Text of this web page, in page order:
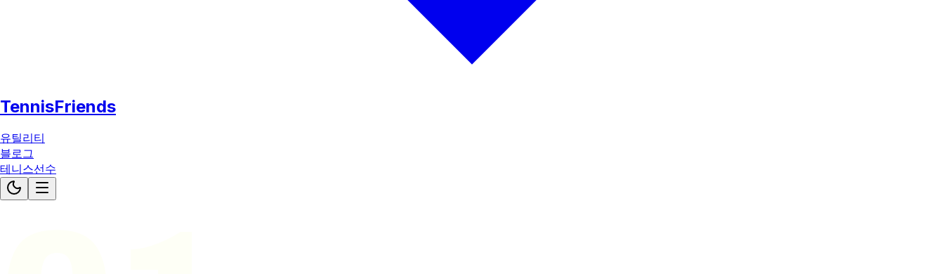
TennisFriends
유틸리티
블로그
테니스선수